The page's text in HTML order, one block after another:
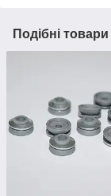
Подібні товари